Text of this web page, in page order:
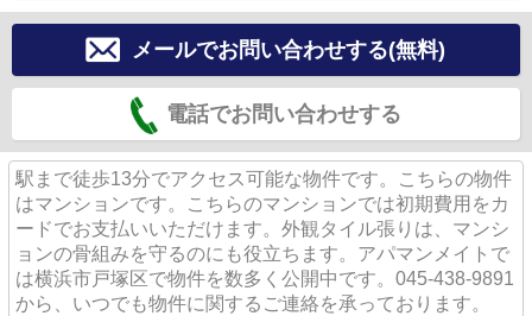
メールでお問い合わせする(無料)
電話でお問い合わせする
駅まで徒歩13分でアクセス可能な物件です。こちらの物件
はマンションです。こちらのマンションでは初期費用をカ
ードでお支払いいただけます。外観タイル張りは、マンシ
ョンの骨組みを守るのにも役立ちます。アパマンメイトで
は横浜市戸塚区で物件を数多く公開中です。045-438-9891
から、いつでも物件に関するご連絡を承っております。